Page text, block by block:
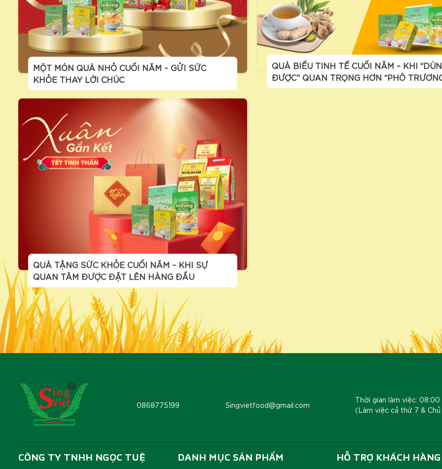
MỘT MÓN QUÀ NHỎ CUỐI NĂM – GỬI SỨC
KHỎE THAY LỜI CHÚC
QUÀ BIẾU TINH TẾ CUỐI NĂM – KHI
ĐƯỢC” QUAN TRỌNG HƠN “PHÔ
QUÀ TẶNG SỨC KHỎE CUỐI NĂM – KHI SỰ
QUAN TÂM ĐƯỢC ĐẶT LÊN HÀNG ĐẦU
0868775199 Singvietfood@gmail.com
Thời gian làm việc: 08:00
(Làm việc cả thứ 7 &
CÔNG TY TNHH NGỌC TUỆ DANH MỤC SẢN PHẨM HỖ TRỢ KHÁCH HÀNG